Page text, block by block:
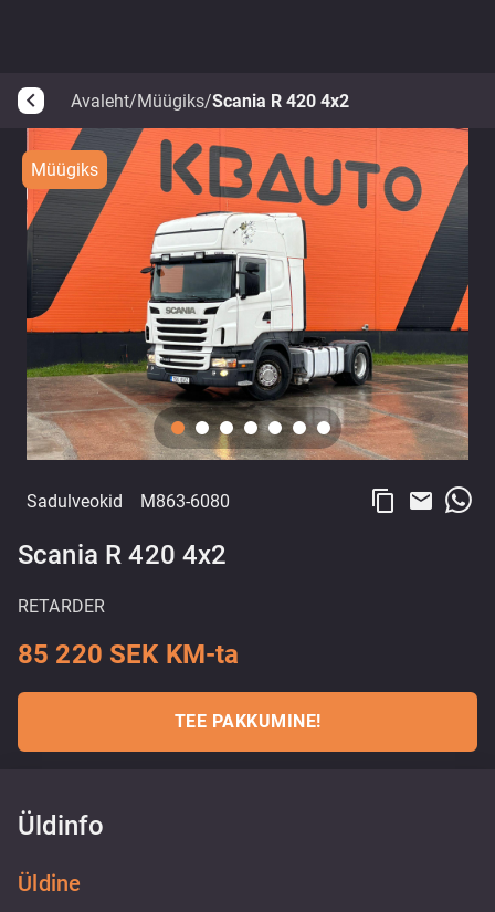
arrow_back_ios Avaleht/Müügiks/Scania R 420 4x2
Müügiks
Sadulveokid M863-6080 content_copy email
Scania R 420 4x2
RETARDER
85 220 SEK KM-ta
TEE PAKKUMINE!
Üldinfo
Üldine